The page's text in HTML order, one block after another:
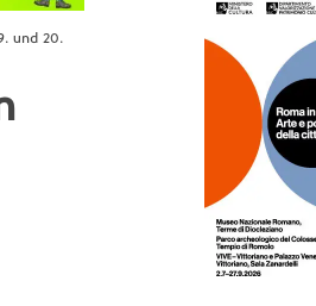
und 20.